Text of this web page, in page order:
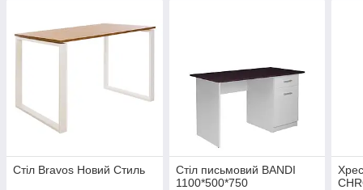
Стіл Bravos Новий Стиль
Стіл письмовий BANDI
1100*500*750